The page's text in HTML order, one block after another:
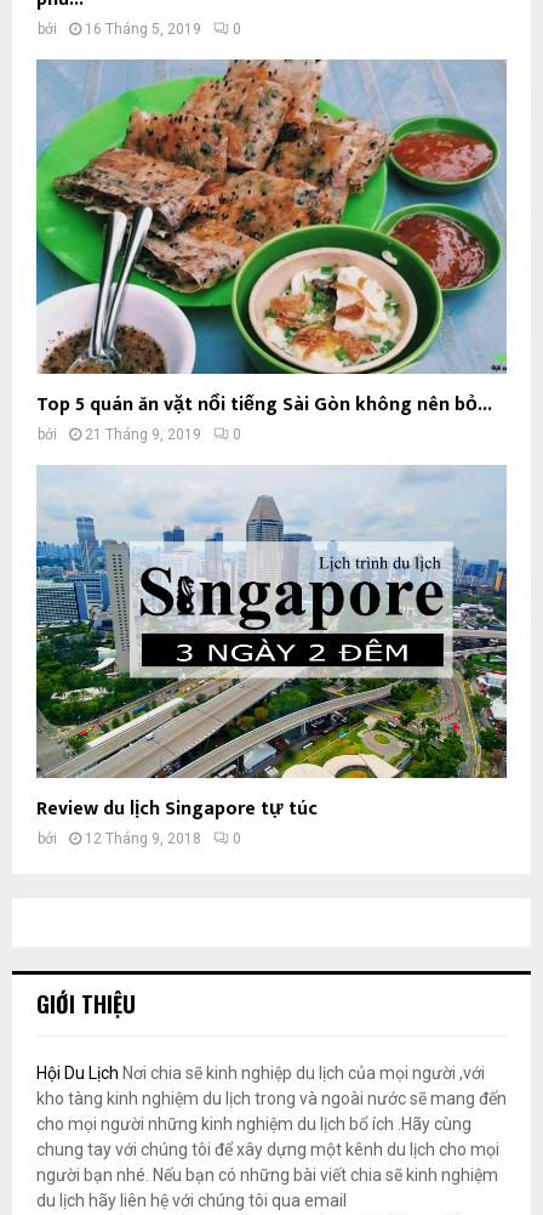
bởi 16 Tháng 5, 2019 0
Top 5 quán ăn vặt nổi tiếng Sài Gòn không nên bỏ...
bởi 21 Tháng 9, 2019 0
Review du lịch Singapore tự túc
bởi 12 Tháng 9, 2018 0
GIỚI THIỆU
Hội Du Lịch Nơi chia sẽ kinh nghiệp du lịch của mọi người ,với
kho tàng kinh nghiệm du lịch trong và ngoài nước sẽ mang đến
cho mọi người những kinh nghiệm du lịch bổ ích .Hãy cùng
chung tay với chúng tôi để xây dựng một kênh du lịch cho mọi
người bạn nhé. Nếu bạn có những bài viết chia sẽ kinh nghiệm
du lịch hãy liên hệ với chúng tôi qua email